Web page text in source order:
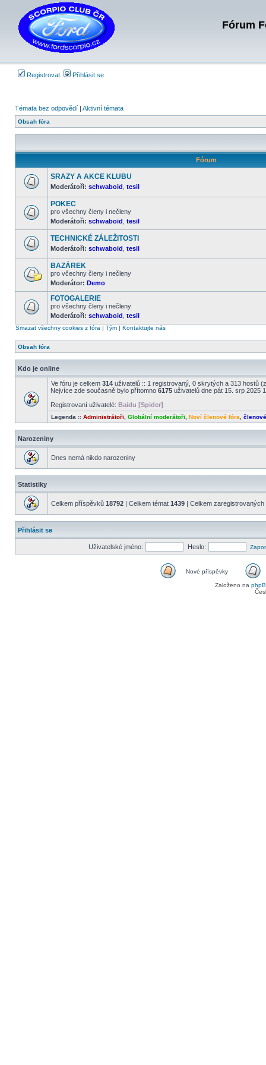
Fórum
Registrovat Přihlásit se
Témata bez odpovědí | Aktivní témata
Obsah fóra
Fórum
nové
příspěvky
SRAZY A AKCE KLUBU
Moderátoři: schwaboid tesil
Žádné
nové
příspěvky
POKEC
pro všechny členy i nečleny
Moderátoři: schwaboid tesil
nové
příspěvky
TECHNICKÉ ZÁLEŽITOSTI
Moderátoři: schwaboid tesil
Žádné
nové
příspěvky
BAZÁREK
pro včechny členy i nečleny
Moderátor: Demo
Žádné
nové
příspěvky
FOTOGALERIE
pro všechny členy i nečleny
Moderátoři: schwaboid tesil
Smazat všechny cookies z fóra | Tým | Kontaktujte nás
Obsah fóra
Kdo je online
Ve fóru je celkem 314 uživatelů :: 1 registrovaný, 0 skrytých a 313 hostů
Nejvíce zde současně bylo přítomno 6175 uživatelů dne pát 15. srp 2025
Registrovaní uživatelé: Baidu [Spider]
Legenda :: Administrátoři Globální moderátoři Noví členové fóra
Narozeniny
Dnes nemá nikdo narozeniny
Statistiky
Celkem příspěvků 18792 | Celkem témat 1439 | Celkem
Přihlásit se
Uživatelské jméno: Heslo:
Nové příspěvky
Založeno na